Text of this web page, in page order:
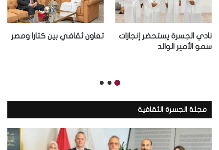
نادي الجسرة يستحضر إنجازات
سمو الأمير الوالد
تعاون ثقافي بين كتارا ومصر
مجلة الجسرة الثقافية